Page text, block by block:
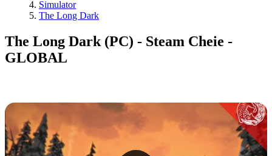
Simulator
The Long Dark
The Long Dark (PC) - Steam Cheie -
GLOBAL